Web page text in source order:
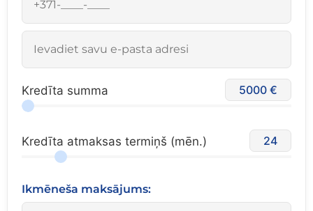
Kredīta summa 5000
Kredīta atmaksas termiņš (mēn.) 24
Ikmēneša maksājums: